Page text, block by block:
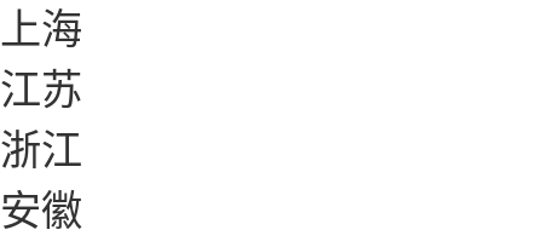
上海
江苏
浙江
安徽